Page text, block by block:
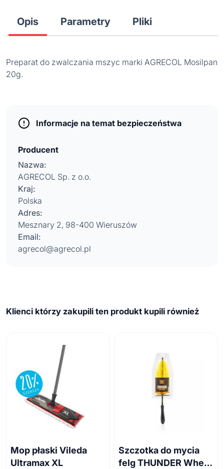
Opis Parametry Pliki
Preparat do zwalczania mszyc marki AGRECOL Mosilpan
20g.
Informacje na temat bezpieczeństwa
Producent
Nazwa:
AGRECOL Sp. z o.o.
Kraj:
Polska
Adres:
Mesznary 2, 98-400 Wieruszów
Email:
agrecol@agrecol.pl
Klienci którzy zakupili ten produkt kupili również
Mop płaski Vileda
Ultramax XL
Szczotka do mycia
felg THUNDER Wheel